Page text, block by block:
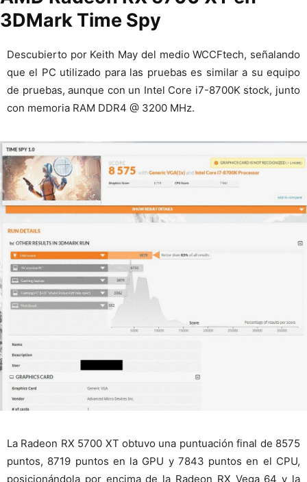
3DMark Time Spy
Descubierto por Keith May del medio WCCFtech, señalando
que el PC utilizado para las pruebas es similar a su equipo
de pruebas, aunque con un Intel Core i7-8700K stock, junto
con memoria RAM DDR4 @ 3200 MHz.
La Radeon RX 5700 XT obtuvo una puntuación final de 8575
puntos, 8719 puntos en la GPU y 7843 puntos en el CPU,
posicionándola por encima de la Radeon RX Vega 64 y la